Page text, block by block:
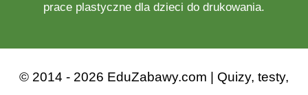
prace plastycznedla dzieci do drukowania.
© 2014 - 2026 EduZabawy.com | Quizy, testy,